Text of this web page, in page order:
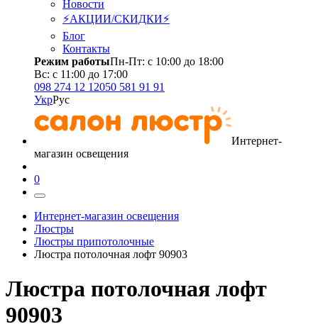
Новости
⚡АКЦИИ/СКИДКИ⚡
Блог
Контакты
Режим работыПн-Пт: с 10:00 до 18:00
Вс: с 11:00 до 17:00
098 274 12 12050 581 91 91
УкрРус
Интернет-
магазин освещения
0
Интернет-магазин освещения
Люстры
Люстры припотолочные
Люстра потолочная лофт 90903
Люстра потолочная лофт
90903